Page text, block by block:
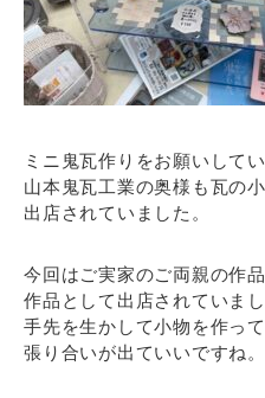
ミニ鬼瓦作りをお願いして
山本鬼瓦工業の奥様も瓦の
出店されていました。
今回はご実家のご両親の作
作品として出店されていまし
手先を生かして小物を作っ
張り合いが出ていいですね。